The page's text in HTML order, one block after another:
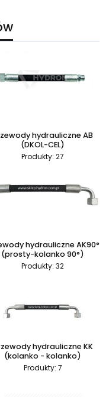
hydrauliczne AB
(DKOL-CEL)
Produkty: 27
hydrauliczne AK90°
(prosty-kolanko 90°)
Produkty: 32
hydrauliczne KK
(kolanko - kolanko)
Produkty: 7